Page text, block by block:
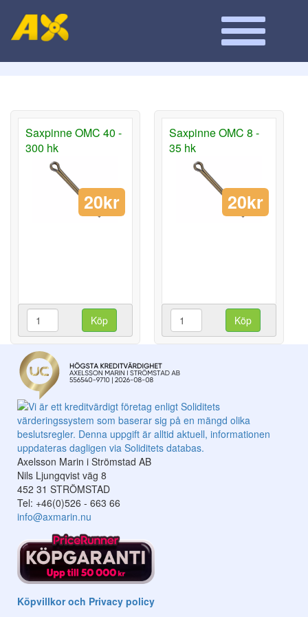
Saxpinne OMC 40 -
300 hk
20kr
Köp
Saxpinne OMC 8 -
35 hk
20kr
Köp
Axelsson Marin i Strömstad AB
Nils Ljungqvist väg 8
452 31 STRÖMSTAD
Tel: +46(0)526 - 663 66
info@axmarin.nu
Köpvillkor och Privacy policy